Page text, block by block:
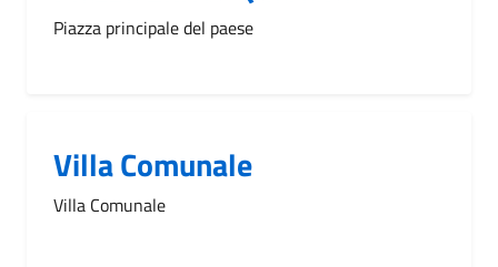
Piazza principale del paese
Villa Comunale
Villa Comunale